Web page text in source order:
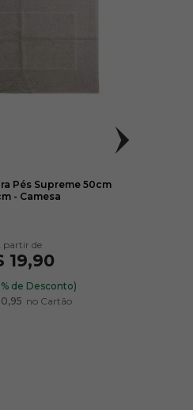
Pés Supreme 50cm
- Camesa
19,90
de Desconto)
no Cartão